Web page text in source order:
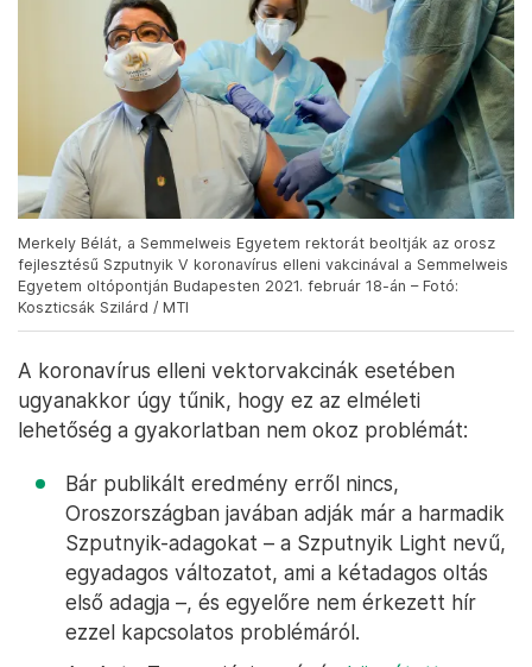
Merkely Bélát, a Semmelweis Egyetem rektorát beoltják az orosz
fejlesztésű Szputnyik V koronavírus elleni vakcinával a Semmelweis
Egyetem oltópontján Budapesten 2021. február 18-án – Fotó:
Koszticsák Szilárd / MTI
A koronavírus elleni vektorvakcinák esetében
ugyanakkor úgy tűnik, hogy ez az elméleti
lehetőség a gyakorlatban nem okoz problémát:
Bár publikált eredmény erről nincs,
Oroszországban javában adják már a harmadik
Szputnyik-adagokat – a Szputnyik Light nevű,
egyadagos változatot, ami a kétadagos oltás
első adagja –, és egyelőre nem érkezett hír
ezzel kapcsolatos problémáról.